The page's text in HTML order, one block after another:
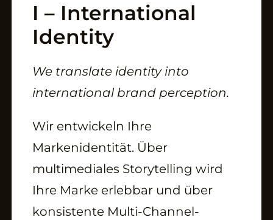
I – International
Identity
We translate identity into
international brand perception.
Wir entwickeln Ihre
Markenidentität. Über
multimediales Storytelling wird
Ihre Marke erlebbar und über
konsistente Multi-Channel-
Lookbook
Video Showroom
CONTACT